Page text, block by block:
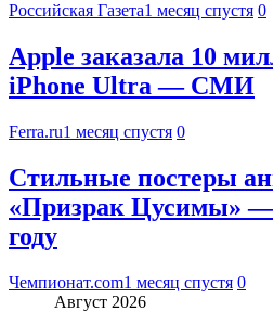
Российская Газета1 месяц спустя 0
Apple заказала 10
iPhone Ultra — СМИ
Ferra.ru1 месяц спустя 0
Стильные постеры
«Призрак Цусимы» —
году
Чемпионат.com1 месяц спустя 0
Август 2026